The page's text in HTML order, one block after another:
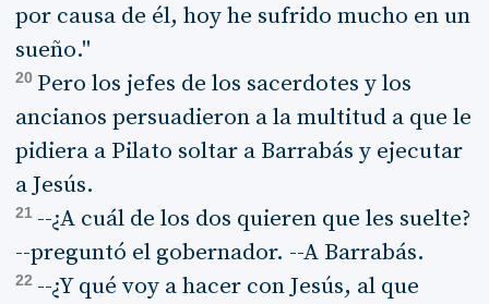
por causa de él, hoy he sufrido mucho en un
sueño."
20 Pero los jefes de los sacerdotes y los
ancianos persuadieron a la multitud a que le
pidiera a Pilato soltar a Barrabás y ejecutar
a Jesús.
21 --¿A cuál de los dos quieren que les suelte?
--preguntó el gobernador. --A Barrabás.
22 --¿Y qué voy a hacer con Jesús, al que